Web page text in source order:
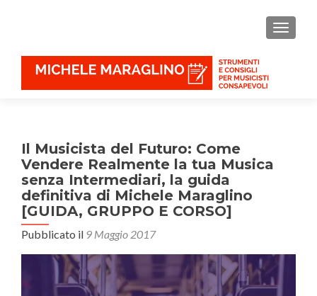
Il Musicista del Futuro: Come
Vendere Realmente la tua Musica
senza Intermediari, la guida
definitiva di Michele Maraglino
[GUIDA, GRUPPO E CORSO]
Pubblicato il 9 Maggio 2017